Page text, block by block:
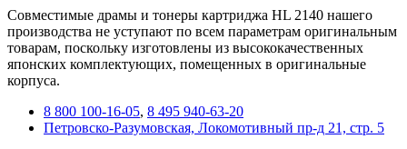
Совместимые драмы и тонеры картриджа HL 2140 нашего
производства не уступают по всем параметрам оригинальным
товарам, поскольку изготовлены из высококачественных
японских комплектующих, помещенных в оригинальные
корпуса.
8 800 100-16-05, 8 495 940-63-20
Петровско-Разумовская, Локомотивный пр-д 21, стр. 5